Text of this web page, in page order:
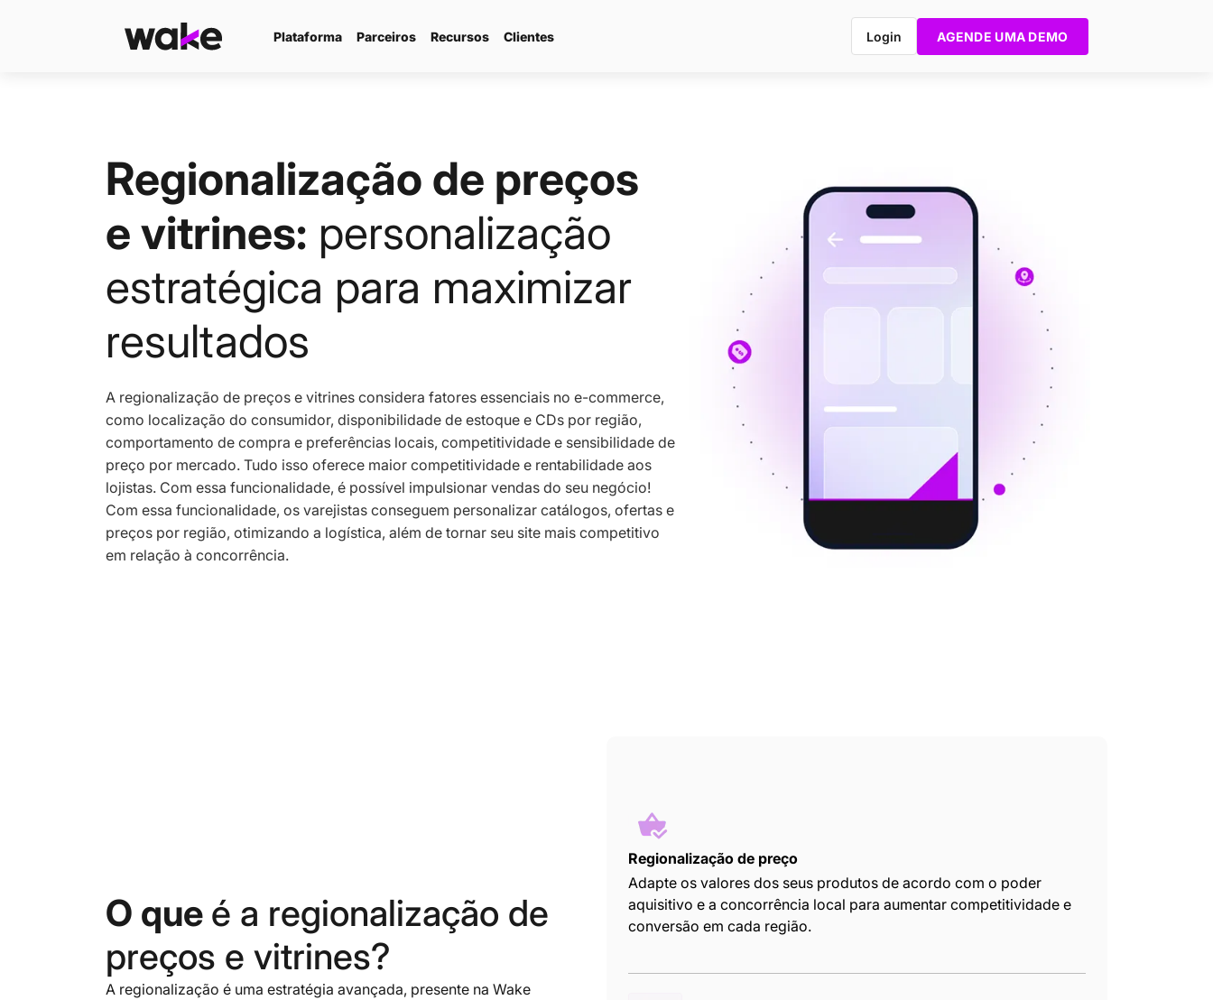
Plataforma Parceiros Recursos Clientes Login AGENDE UMA DEMO
Regionalização de preços
e vitrines: personalização
estratégica para maximizar
resultados
A regionalização de preços e vitrines considera fatores essenciais no e-commerce,
como localização do consumidor, disponibilidade de estoque e CDs por região,
comportamento de compra e preferências locais, competitividade e sensibilidade de
preço por mercado. Tudo isso oferece maior competitividade e rentabilidade aos
lojistas. Com essa funcionalidade, é possível impulsionar vendas do seu negócio!
Com essa funcionalidade, os varejistas conseguem personalizar catálogos, ofertas e
preços por região, otimizando a logística, além de tornar seu site mais competitivo
em relação à concorrência.
O que é a regionalização de
preços e vitrines?
A regionalização é uma estratégia avançada, presente na Wake
Regionalização de preço
Adapte os valores dos seus produtos de acordo com o poder
aquisitivo e a concorrência local para aumentar competitividade e
conversão em cada região.